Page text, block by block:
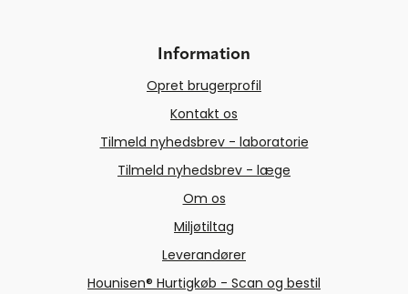
Information
Opret brugerprofil
Kontakt os
Tilmeld nyhedsbrev - laboratorie
Tilmeld nyhedsbrev - læge
Om os
Miljøtiltag
Leverandører
Hounisen® Hurtigkøb - Scan og bestil